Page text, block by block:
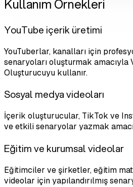
Kullanım Örnekleri
YouTube içerik üretimi
YouTuberlar, kanalları için
senaryoları oluşturmak amacıyla
Oluşturucuyu kullanır.
Sosyal medya videoları
İçerik oluşturucular, TikTok ve
ve etkili senaryolar yazmak
Eğitim ve kurumsal videolar
Eğitimciler ve şirketler, eğitim
videolar için yapılandırılmış